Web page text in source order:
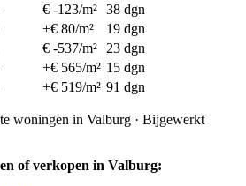
€ -123/m² 38 dgn
+€ 80/m²
19 dgn
€ -537/m²
23 dgn
+€ 565/m² 15 dgn
+€ 519/m² 91 dgn
woningen in Valburg · Bijgewerkt
of verkopen in Valburg: